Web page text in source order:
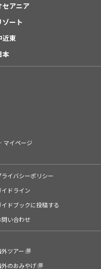
セアニア
ゾート
近東
本
マイページ
ライバシーポリシー
イドライン
イドブックに投稿する
問い合わせ
ツアー
外のおみやげ